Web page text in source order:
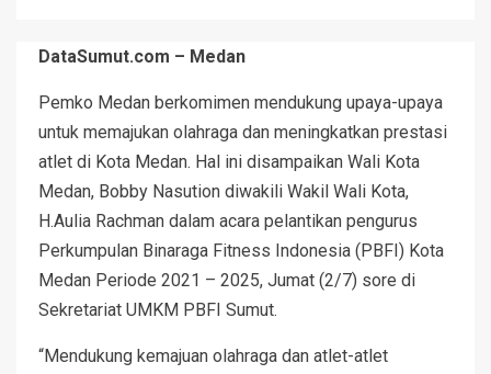
DataSumut.com – Medan
Pemko Medan berkomimen mendukung upaya-upaya
untuk memajukan olahraga dan meningkatkan prestasi
atlet di Kota Medan. Hal ini disampaikan Wali Kota
Medan, Bobby Nasution diwakili Wakil Wali Kota,
H.Aulia Rachman dalam acara pelantikan pengurus
Perkumpulan Binaraga Fitness Indonesia (PBFI) Kota
Medan Periode 2021 – 2025, Jumat (2/7) sore di
Sekretariat UMKM PBFI Sumut.
“Mendukung kemajuan olahraga dan atlet-atlet